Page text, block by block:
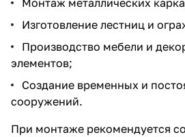
Изготовление лестниц и
Производство мебели и
элементов;
Создание временных и
сооружений.
При монтаже рекомендуется